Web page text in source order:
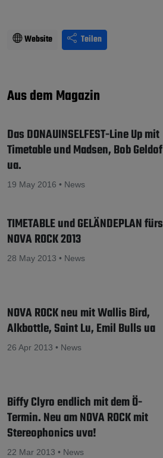
Website Teilen
Aus dem Magazin
Das DONAUINSELFEST-Line Up mit
Timetable und Madsen, Bob Geldof
ua.
19 May 2016 • News
TIMETABLE und GELÄNDEPLAN fürs
NOVA ROCK 2013
28 May 2013 • News
NOVA ROCK neu mit Wallis Bird,
Alkbottle, Saint Lu, Emil Bulls ua
26 Apr 2013 • News
Biffy Clyro endlich mit dem Ö-
Termin. Neu am NOVA ROCK mit
Stereophonics uva!
22 Mar 2013 • News